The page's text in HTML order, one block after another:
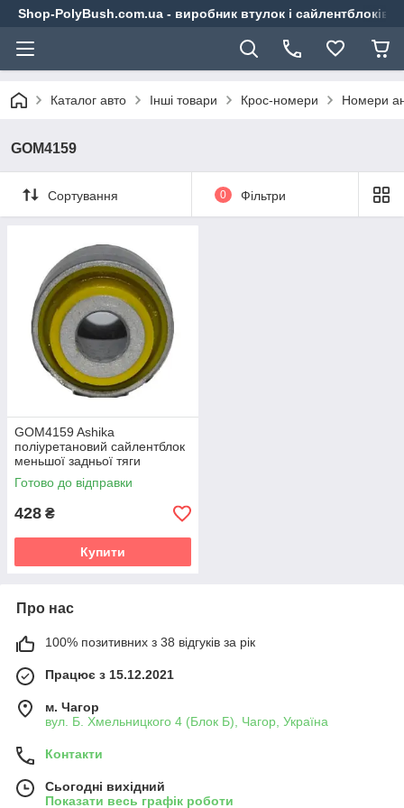
Shop-PolyBush.com.ua - виробник втулок і сайлентблоків
Каталог авто Інші товари Крос-номери Номери
GOM4159
Сортування 0 Фільтри
GOM4159 Ashika
поліуретановий сайлентблок
меньшої задньої тяги
PolyBush (аналог) v19
Готово до відправки
428 ₴
Купити
Про нас
100% позитивних з 38 відгуків за рік
Працює з 15.12.2021
м. Чагор
вул. Б. Хмельницкого 4 (Блок Б), Чагор, Україна
Контакти
Сьогодні вихідний
Показати весь графік роботи